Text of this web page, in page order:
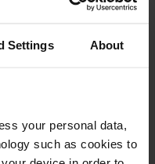
Settings About
your personal data,
such as cookies to
met je camper,
vanaf de vele
fluisterboot om de
te verkennen.